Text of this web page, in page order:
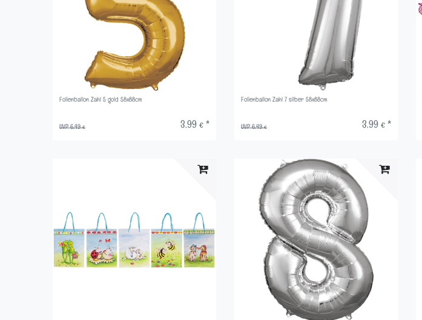
Folienballon Zahl 5 gold 58x88cm
UVP 6,49 € 3,99 € *
Folienballon Zahl 7 silber 58x88cm
UVP 6,49 € 3,99 € *